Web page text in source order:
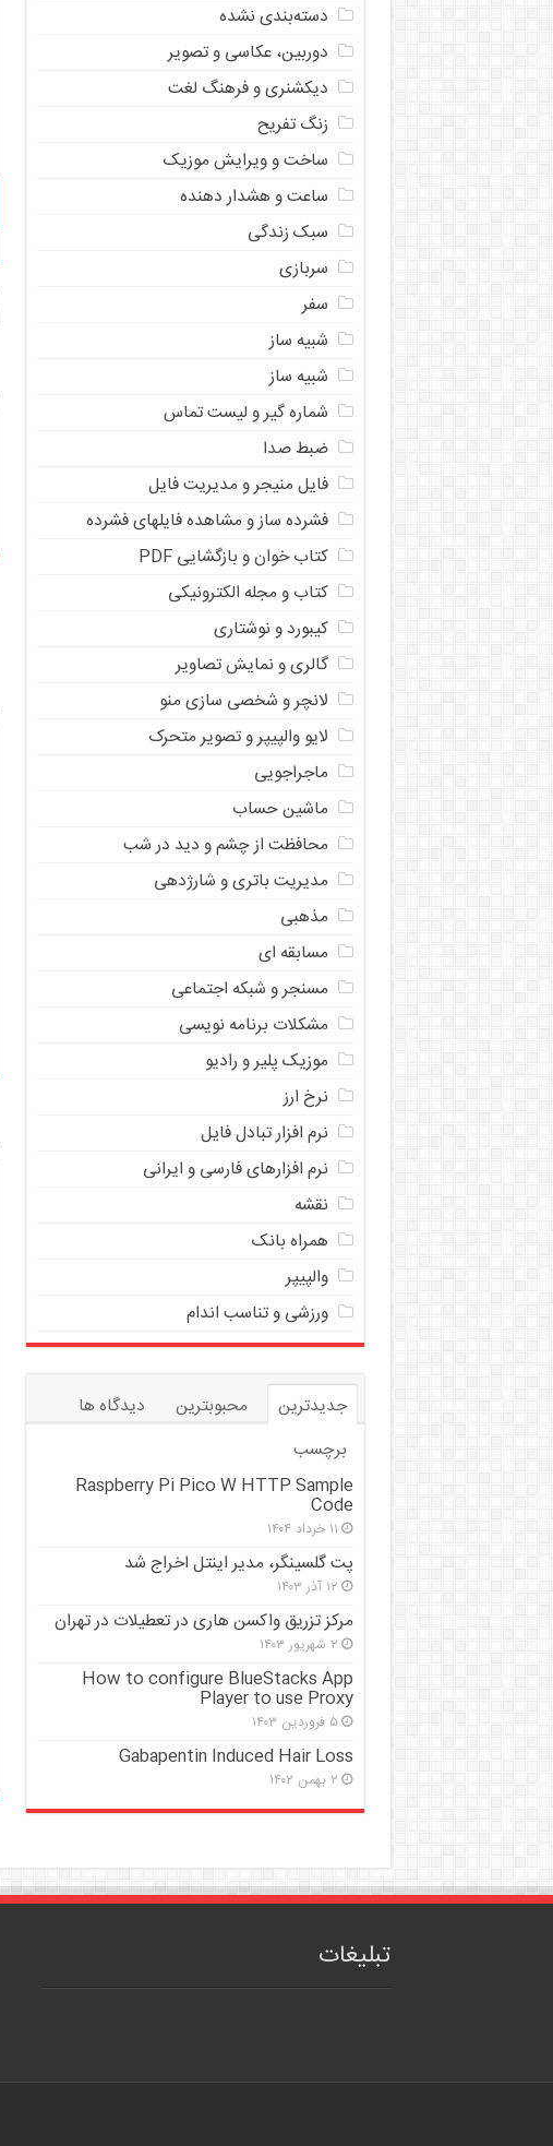
دسته‌بندی نشده
دوربین، عکاسی و تصویر
دیکشنری و فرهنگ لغت
زنگ تفریح
ساخت و ویرایش موزیک
ساعت و هشدار دهنده
سبک زندگی
سربازی
سفر
شبیه ساز
شبیه ساز
شماره گیر و لیست تماس
ضبط صدا
فایل منیجر و مدیریت فایل
فشرده ساز و مشاهده فایلهای فشرده
کتاب خوان و بازگشایی PDF
کتاب و مجله الکترونیکی
کیبورد و نوشتاری
گالری و نمایش تصاویر
لانچر و شخصی سازی منو
لایو والپیپر و تصویر متحرک
ماجراجویی
ماشین حساب
محافظت از چشم و دید در شب
مدیریت باتری و شارژدهی
مذهبی
مسابقه ای
مسنجر و شبکه اجتماعی
مشکلات برنامه نویسی
موزیک پلیر و رادیو
نرخ ارز
ﻧﺮﻡ ﺍﻓﺰﺍﺭ ﺗﺒﺎﺩﻝ ﻓﺎﻳﻞ
نرم افزارهای فارسی و ایرانی
نقشه
همراه بانک
والپیپر
ورزشی و تناسب اندام
جدیدترین محبوبترین
دیدگاه ها
برچسب
Raspberry Pi Pico W HTTP Sample
Code
۱۱ خرداد ۱۴۰۴
پت گلسینگر، مدیر اینتل اخراج شد
۱۲ آذر ۱۴۰۳
مرکز تزریق واکسن هاری در تعطیلات در تهران
۲ شهریور ۱۴۰۳
How to configure BlueStacks App
Player to use Proxy
۵ فروردین ۱۴۰۳
Gabapentin Induced Hair Loss
۲ بهمن ۱۴۰۲
تبلیغات